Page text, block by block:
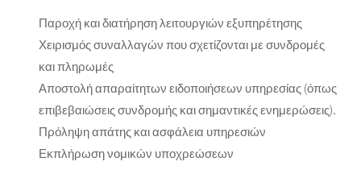
Παροχή και διατήρηση λειτουργιών εξυπηρέτησης
Χειρισμός συναλλαγών που σχετίζονται με συνδρομές
και πληρωμές
Αποστολή απαραίτητων ειδοποιήσεων υπηρεσίας (όπως
επιβεβαιώσεις συνδρομής και σημαντικές ενημερώσεις).
Πρόληψη απάτης και ασφάλεια υπηρεσιών
Εκπλήρωση νομικών υποχρεώσεων